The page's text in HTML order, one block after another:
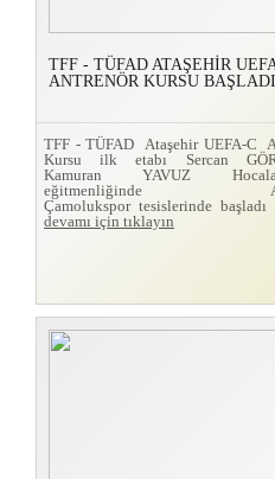
TFF - TÜFAD ATAŞEHİR
ANTRENÖR KURSU
TFF - TÜFAD Ataşehir UEFA-C
Kursu ilk etabı Sercan
Kamuran YAVUZ
eğitmenliğinde
Çamolukspor tesislerinde başladı
devamı için tıklayın